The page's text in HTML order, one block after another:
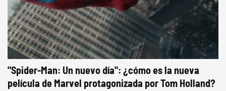
"Spider-Man: Un nuevo día": ¿cómo es la nueva
película de Marvel protagonizada por Tom Holland?